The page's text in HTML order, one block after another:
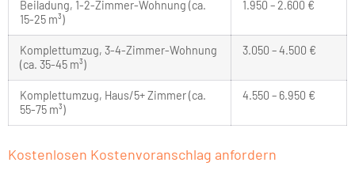
Beiladung, 1-2-Zimmer-Wohnung (ca.
15-25 m³)
1.950 – 2.600 €
Komplettumzug, 3-4-Zimmer-Wohnung
(ca. 35-45 m³)
3.050 – 4.500 €
Komplettumzug, Haus/5+ Zimmer (ca.
55-75 m³)
4.550 – 6.950 €
Kostenlosen Kostenvoranschlag anfordern